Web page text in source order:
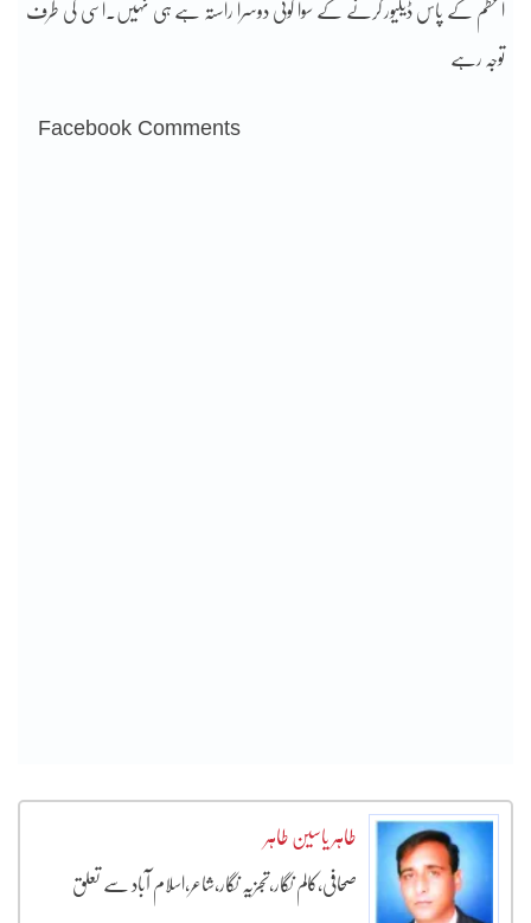
اعظم کے پاس ڈیلیور کرنے کے سوا کوئی دوسرا راستہ ہے ہی نہیں۔اسی کی طرف
توجہ رہے
Facebook Comments
طاہر یاسین طاہر
صحافی،کالم نگار،تجزیہ نگار،شاعر،اسلام آباد سے تعلق